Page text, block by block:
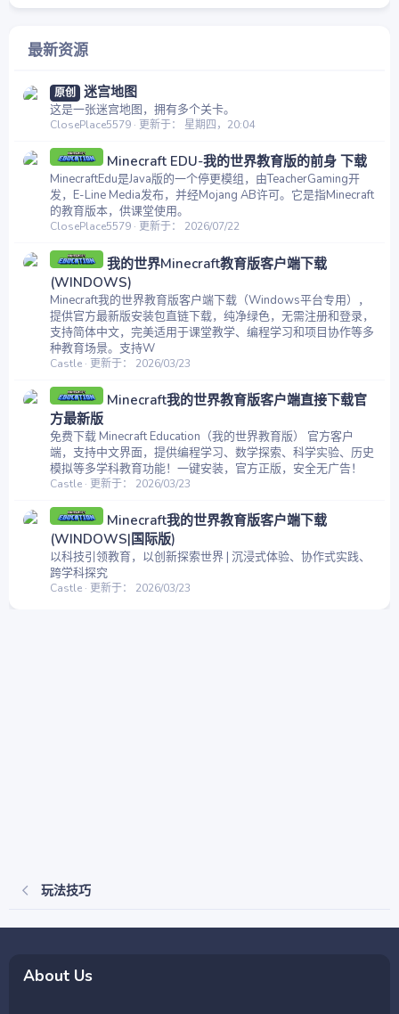
最新资源
原创 迷宫地图
这是一张迷宫地图，拥有多个关卡。
ClosePlace5579 更新于： 星期四，20:04
Minecraft EDU-我的世界教育版的前身 下载
MinecraftEdu是Java版的一个停更模组，由TeacherGaming开
发，E-Line Media发布，并经Mojang AB许可。它是指Minecraft
的教育版本，供课堂使用。
ClosePlace5579 更新于： 2026/07/22
我的世界Minecraft教育版客户端下载
(WINDOWS)
Minecraft我的世界教育版客户端下载（Windows平台专用），
提供官方最新版安装包直链下载，纯净绿色，无需注册和登录，
支持简体中文，完美适用于课堂教学、编程学习和项目协作等多
种教育场景。支持W
Castle 更新于： 2026/03/23
Minecraft我的世界教育版客户端直接下载官
方最新版
免费下载 Minecraft Education（我的世界教育版） 官方客户
端，支持中文界面，提供编程学习、数学探索、科学实验、历史
模拟等多学科教育功能！一键安装，官方正版，安全无广告！
Castle 更新于： 2026/03/23
Minecraft我的世界教育版客户端下载
(WINDOWS|国际版)
以科技引领教育，以创新探索世界 | 沉浸式体验、协作式实践、
跨学科探究
Castle 更新于： 2026/03/23
玩法技巧
About Us